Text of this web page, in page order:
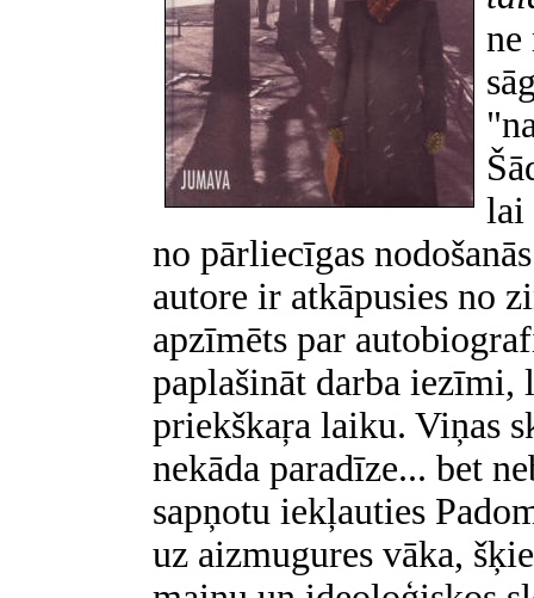
ne
lai
no pārliecīgas
autore ir atkāpusies no
apzīmēts par
paplašināt darba
priekškaŗa laiku. Viņas
nekāda paradīze... bet
sapņotu iekļauties
uz aizmugures vāka,